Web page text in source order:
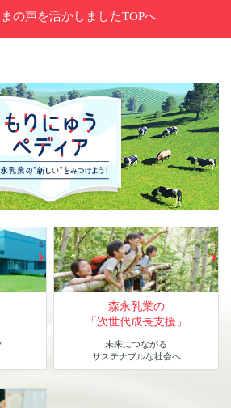
の声を活かしましたTOPへ
森永乳業の
「次世代成長支援」
未来につながる
サステナブルな社会へ